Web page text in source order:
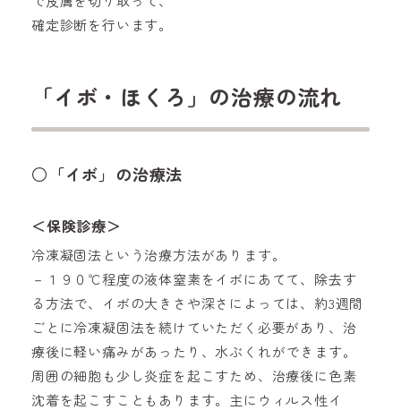
確定診断を行います。
「イボ・ほくろ」の治療の流れ
○「イボ」の治療法
＜保険診療＞
冷凍凝固法という治療方法があります。
－１９０℃程度の液体窒素をイボにあてて、除去す
る方法で、イボの大きさや深さによっては、約3週間
ごとに冷凍凝固法を続けていただく必要があり、治
療後に軽い痛みがあったり、水ぶくれができます。
周囲の細胞も少し炎症を起こすため、治療後に色素
沈着を起こすこともあります。主にウィルス性イ